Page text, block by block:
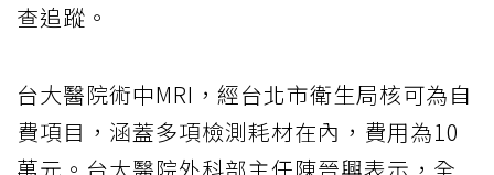
查追蹤。
台大醫院術中MRI，經台北市衛生局核可為自
費項目，涵蓋多項檢測耗材在內，費用為10